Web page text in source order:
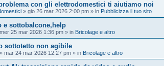
con gli elettrodomestici ti aiutiamo noi
» gio 26 mar 2026 2:00 pm » in Pubblicizza il tuo sito
e sottobalcone,help
mer 25 mar 2026 1:36 pm » in Bricolage e altro
sottotetto non agibile
» mar 24 mar 2026 12:27 pm » in Bricolage e altro